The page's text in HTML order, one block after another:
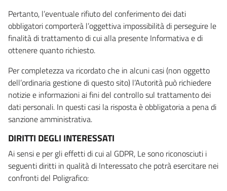
Pertanto, l’eventuale rifiuto del conferimento dei dati
obbligatori comporterà l’oggettiva impossibilità di perseguire le
finalità di trattamento di cui alla presente Informativa e di
ottenere quanto richiesto.
Per completezza va ricordato che in alcuni casi (non oggetto
dell’ordinaria gestione di questo sito) l’Autorità può richiedere
notizie e informazioni ai fini del controllo sul trattamento dei
dati personali. In questi casi la risposta è obbligatoria a pena di
sanzione amministrativa.
DIRITTI DEGLI INTERESSATI
Ai sensi e per gli effetti di cui al GDPR, Le sono riconosciuti i
seguenti diritti in qualità di Interessato che potrà esercitare nei
confronti del Poligrafico: